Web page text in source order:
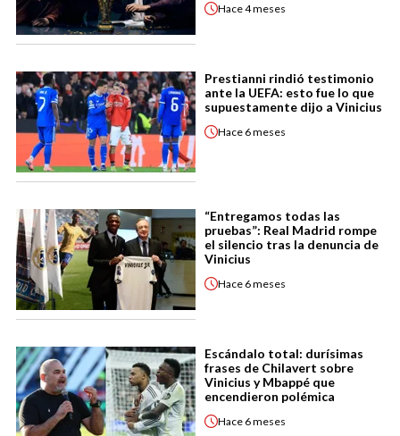
Hace4 meses
Prestianni rindió testimonio
ante la UEFA: esto fue lo que
supuestamente dijo a Vinicius
Hace 6 meses
“Entregamos todas las
pruebas”: Real Madrid rompe
el silencio tras la denuncia de
Vinicius
Hace 6 meses
Escándalo total: durísimas
frases de Chilavert sobre
Vinicius y Mbappé que
encendieron polémica
Hace 6 meses